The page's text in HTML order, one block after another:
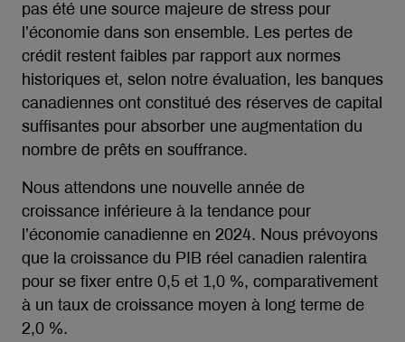
pas été une source majeure de stress pour
l’économie dans son ensemble. Les pertes de
crédit restent faibles par rapport aux normes
historiques et, selon notre évaluation, les banques
canadiennes ont constitué des réserves de capital
suffisantes pour absorber une augmentation du
nombre de prêts en souffrance.
Nous attendons une nouvelle année de
croissance inférieure à la tendance pour
l’économie canadienne en 2024. Nous prévoyons
que la croissance du PIB réel canadien ralentira
pour se fixer entre 0,5 et 1,0 %, comparativement
à un taux de croissance moyen à long terme de
2,0 %.